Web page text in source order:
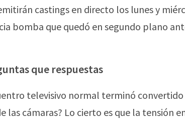
castings en directo los lunes y
bomba que quedó en segundo plano
que respuestas
televisivo normal terminó
las cámaras? Lo cierto es que la tensión